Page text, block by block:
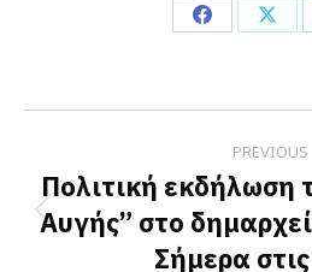
Share
Facebook
X
navigation
PREVIOUS
post:
Πολιτική εκδήλωση
Αυγής” στο
Σήμερα